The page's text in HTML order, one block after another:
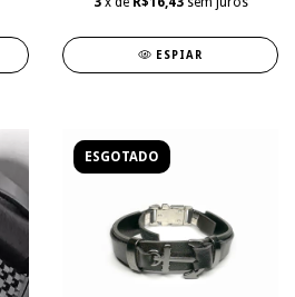
ESPIAR
ESGOTADO